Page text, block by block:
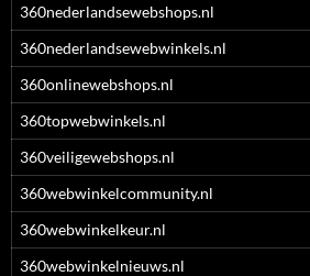
360nederlandsewebshops.nl
360nederlandsewebwinkels.nl
360onlinewebshops.nl
360topwebwinkels.nl
360veiligewebshops.nl
360webwinkelcommunity.nl
360webwinkelkeur.nl
360webwinkelnieuws.nl